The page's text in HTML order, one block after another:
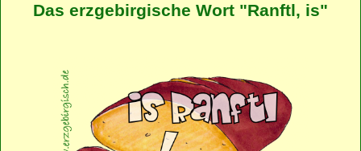
Das erzgebirgische Wort "Ranftl, is"